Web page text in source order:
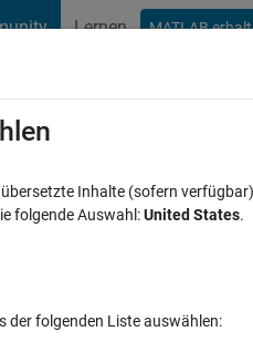
Lernen MATLAB
working?
übersetzte Inhalte (sofern
folgende Auswahl:United States.
der folgenden Liste auswählen: